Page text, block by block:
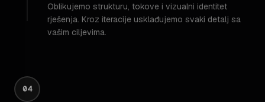
Oblikujemo strukturu, tokove i vizualni identitet
rješenja. Kroz iteracije usklađujemo svaki detalj sa
vašim ciljevima.
04